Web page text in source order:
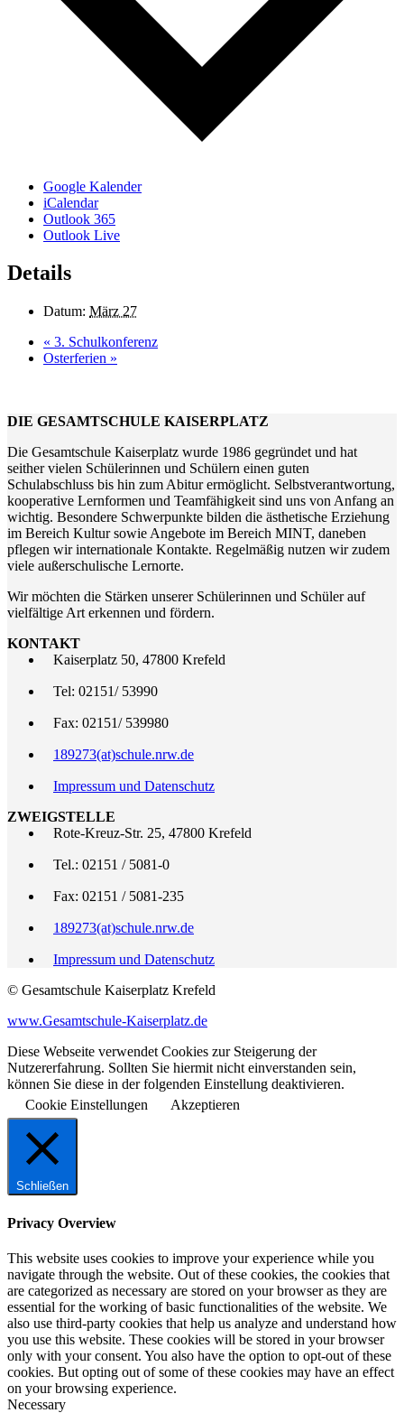
Google Kalender
iCalendar
Outlook 365
Outlook Live
Details
Datum: März 27
« 3. Schulkonferenz
Osterferien »
DIE GESAMTSCHULE KAISERPLATZ
Die Gesamtschule Kaiserplatz wurde 1986 gegründet und hat
seither vielen Schülerinnen und Schülern einen guten
Schulabschluss bis hin zum Abitur ermöglicht. Selbstverantwortung,
kooperative Lernformen und Teamfähigkeit sind uns von Anfang an
wichtig. Besondere Schwerpunkte bilden die ästhetische Erziehung
im Bereich Kultur sowie Angebote im Bereich MINT, daneben
pflegen wir internationale Kontakte. Regelmäßig nutzen wir zudem
viele außerschulische Lernorte.
Wir möchten die Stärken unserer Schülerinnen und Schüler auf
vielfältige Art erkennen und fördern.
KONTAKT
Kaiserplatz 50, 47800 Krefeld
Tel: 02151/ 53990
Fax: 02151/ 539980
189273(at)schule.nrw.de
Impressum und Datenschutz
ZWEIGSTELLE
Rote-Kreuz-Str. 25, 47800 Krefeld
Tel.: 02151 / 5081-0
Fax: 02151 / 5081-235
189273(at)schule.nrw.de
Impressum und Datenschutz
© Gesamtschule Kaiserplatz Krefeld
www.Gesamtschule-Kaiserplatz.de
Diese Webseite verwendet Cookies zur Steigerung der
Nutzererfahrung. Sollten Sie hiermit nicht einverstanden sein,
können Sie diese in der folgenden Einstellung deaktivieren.
Cookie Einstellungen
Akzeptieren
Schließen
Privacy Overview
This website uses cookies to improve your experience while you
navigate through the website. Out of these cookies, the cookies that
are categorized as necessary are stored on your browser as they are
essential for the working of basic functionalities of the website. We
also use third-party cookies that help us analyze and understand how
you use this website. These cookies will be stored in your browser
only with your consent. You also have the option to opt-out of these
cookies. But opting out of some of these cookies may have an effect
on your browsing experience.
Necessary